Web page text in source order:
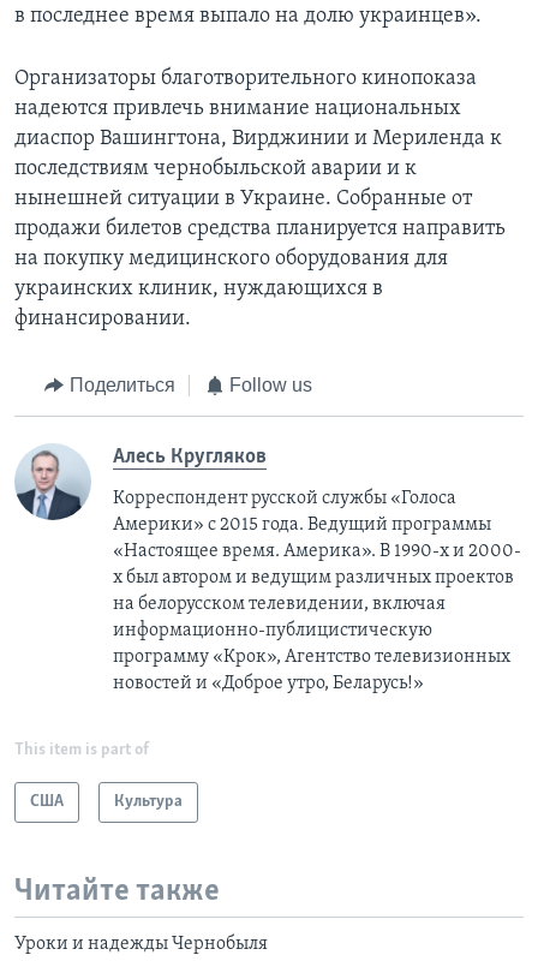
в последнее время выпало на долю украинцев».
Организаторы благотворительного кинопоказа
надеются привлечь внимание национальных
диаспор Вашингтона, Вирджинии и Мериленда к
последствиям чернобыльской аварии и к
нынешней ситуации в Украине. Собранные от
продажи билетов средства планируется направить
на покупку медицинского оборудования для
украинских клиник, нуждающихся в
финансировании.
Поделиться Follow us
Алесь Кругляков
Корреспондент русской службы «Голоса
Америки» с 2015 года. Ведущий программы
«Настоящее время. Америка». В 1990-х и 2000-
х был автором и ведущим различных проектов
на белорусском телевидении, включая
информационно-публицистическую
программу «Крок», Агентство телевизионных
новостей и «Доброе утро, Беларусь!»
This item is part of
США Культура
Читайте также
Уроки и надежды Чернобыля